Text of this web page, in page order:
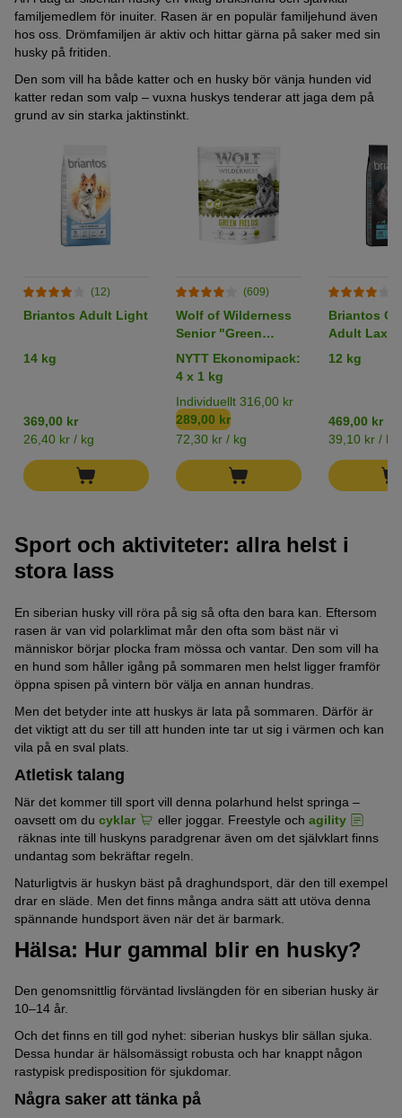
familjemedlem för inuiter. Rasen är en populär familjehund även
hos oss. Drömfamiljen är aktiv och hittar gärna på saker med sin
husky på fritiden.
Den som vill ha både katter och en husky bör vänja hunden vid
katter redan som valp – vuxna huskys tenderar att jaga dem på
grund av sin starka jaktinstinkt.
(12)
Briantos Adult Light
14 kg
369,00 kr
26,40 kr / kg
(609)
Wolf of Wilderness
Senior "Green
Fields" lamm -
spannmålsfritt
NYTT Ekonomipack:
4 x 1 kg
Individuellt 316,00 kr
289,00 kr
72,30 kr / kg
Briantos
Adult Lax
12 kg
469,00 kr
39,10 kr / kg
Sport och aktiviteter: allra helst i
stora lass
En siberian husky vill röra på sig så ofta den bara kan. Eftersom
rasen är van vid polarklimat mår den ofta som bäst när vi
människor börjar plocka fram mössa och vantar. Den som vill ha
en hund som håller igång på sommaren men helst ligger framför
öppna spisen på vintern bör välja en annan hundras.
Men det betyder inte att huskys är lata på sommaren. Därför är
det viktigt att du ser till att hunden inte tar ut sig i värmen och kan
vila på en sval plats.
Atletisk talang
När det kommer till sport vill denna polarhund helst springa –
oavsett om du cyklar eller joggar. Freestyle och agility
räknas inte till huskyns paradgrenar även om det självklart finns
undantag som bekräftar regeln.
Naturligtvis är huskyn bäst på draghundsport, där den till exempel
drar en släde. Men det finns många andra sätt att utöva denna
spännande hundsport även när det är barmark.
Hälsa: Hur gammal blir en husky?
Den genomsnittlig förväntad livslängden för en siberian husky är
10–14 år.
Och det finns en till god nyhet: siberian huskys blir sällan sjuka.
Dessa hundar är hälsomässigt robusta och har knappt någon
rastypisk predisposition för sjukdomar.
Några saker att tänka på